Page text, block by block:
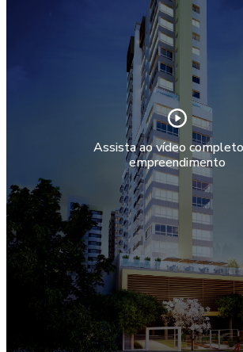
Assista ao vídeo
empreendimento